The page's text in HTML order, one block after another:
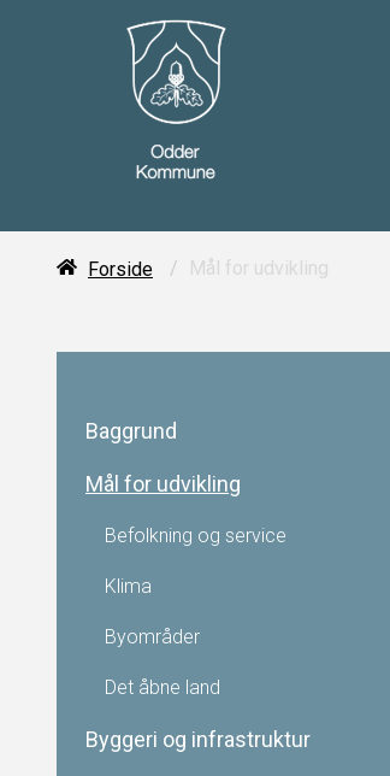
Forside / Mål for udvikling
Baggrund
Mål for udvikling
Befolkning og service
Klima
Byområder
Det åbne land
Byggeri og infrastruktur